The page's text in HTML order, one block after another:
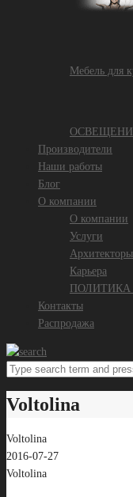
Mебель для
Производители
Наши работы
Блог
О компании
О компании
Услуги
Карьера
ПОЛИТИКА
Контакты
Распродажа
Voltolina
Voltolina
2016-07-27
Voltolina